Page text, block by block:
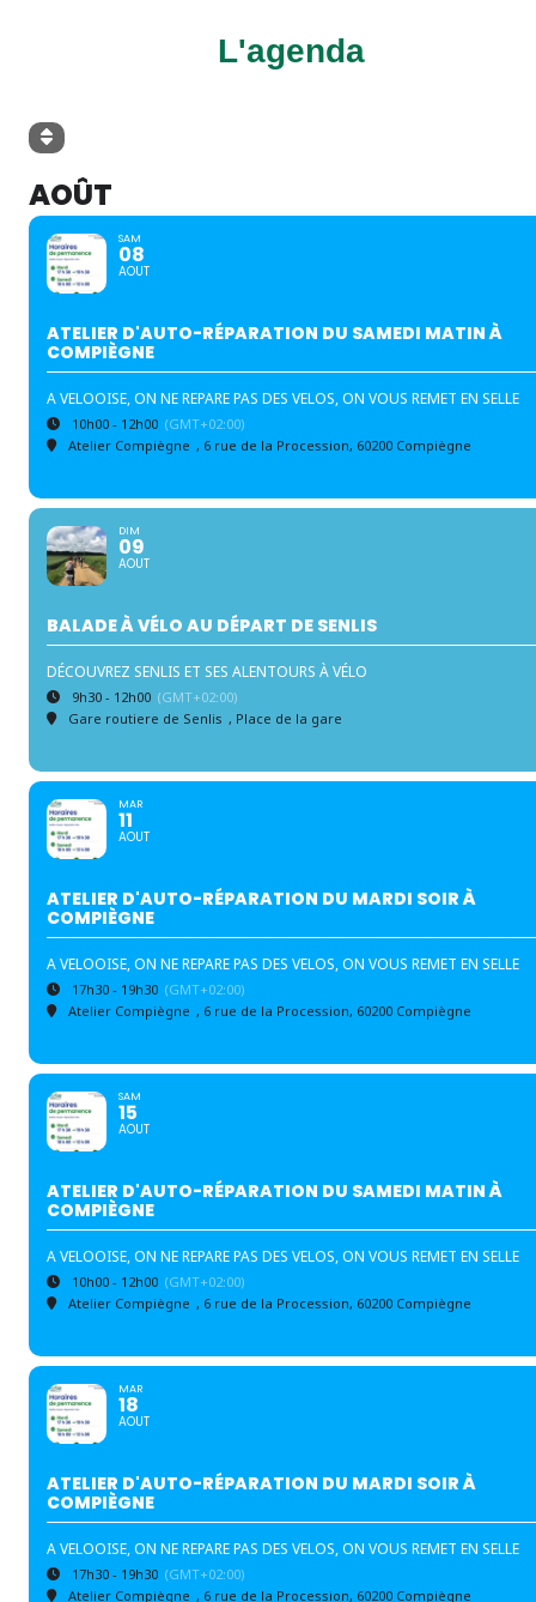
L'agenda
AOÛT
SAM
08
AOUT
ATELIER D'AUTO-RÉPARATION DU SAMEDI MATIN À
COMPIÈGNE
A VELOOISE, ON NE REPARE PAS DES VELOS, ON VOUS REMET EN SELLE
10h00 - 12h00 (GMT+02:00)
Atelier Compiègne , 6 rue de la Procession, 60200 Compiègne
DIM
09
AOUT
BALADE À VÉLO AU DÉPART DE SENLIS
DÉCOUVREZ SENLIS ET SES ALENTOURS À VÉLO
9h30 - 12h00 (GMT+02:00)
Gare routiere de Senlis , Place de la gare
MAR
11
AOUT
ATELIER D'AUTO-RÉPARATION DU MARDI SOIR À
COMPIÈGNE
A VELOOISE, ON NE REPARE PAS DES VELOS, ON VOUS REMET EN SELLE
17h30 - 19h30 (GMT+02:00)
Atelier Compiègne , 6 rue de la Procession, 60200 Compiègne
SAM
15
AOUT
ATELIER D'AUTO-RÉPARATION DU SAMEDI MATIN À
COMPIÈGNE
A VELOOISE, ON NE REPARE PAS DES VELOS, ON VOUS REMET EN SELLE
10h00 - 12h00 (GMT+02:00)
Atelier Compiègne , 6 rue de la Procession, 60200 Compiègne
MAR
18
AOUT
ATELIER D'AUTO-RÉPARATION DU MARDI SOIR À
COMPIÈGNE
A VELOOISE, ON NE REPARE PAS DES VELOS, ON VOUS REMET EN SELLE
17h30 - 19h30 (GMT+02:00)
Atelier Compiègne , 6 rue de la Procession, 60200 Compiègne